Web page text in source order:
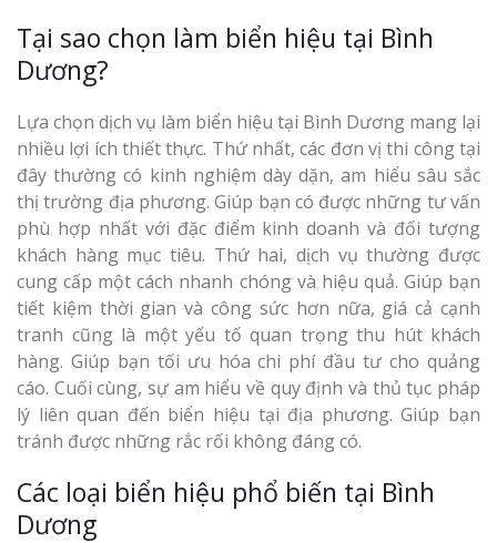
Tại sao chọn làm biển hiệu tại Bình
Dương?
Lựa chọn dịch vụ làm biển hiệu tại Bình Dương mang lại
nhiều lợi ích thiết thực. Thứ nhất, các đơn vị thi công tại
đây thường có kinh nghiệm dày dặn, am hiểu sâu sắc
thị trường địa phương. Giúp bạn có được những tư vấn
phù hợp nhất với đặc điểm kinh doanh và đối tượng
khách hàng mục tiêu. Thứ hai, dịch vụ thường được
cung cấp một cách nhanh chóng và hiệu quả. Giúp bạn
tiết kiệm thời gian và công sức hơn nữa, giá cả cạnh
tranh cũng là một yếu tố quan trọng thu hút khách
hàng. Giúp bạn tối ưu hóa chi phí đầu tư cho quảng
cáo. Cuối cùng, sự am hiểu về quy định và thủ tục pháp
lý liên quan đến biển hiệu tại địa phương. Giúp bạn
tránh được những rắc rối không đáng có.
Các loại biển hiệu phổ biến tại Bình
Dương
Biển Led
Ma Trận
Thi Công
Nghiệp
Làm Biển
Mica Tại Vinh Lấy
Làm biển
tại Vinh Nghệ An